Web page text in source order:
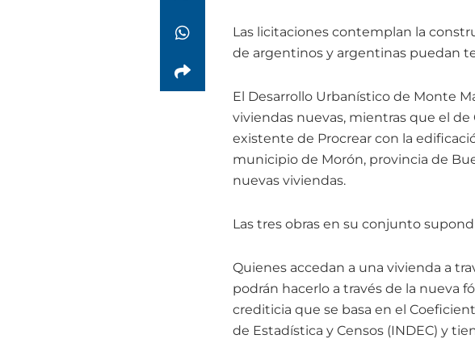
Las licitaciones contemplan la
de argentinos y argentinas puedan
El Desarrollo Urbanístico de Monte
viviendas nuevas, mientras que el
existente de Procrear con la
municipio de Morón, provincia de
nuevas viviendas.
Las tres obras en su conjunto
Quienes accedan a una vivienda a
podrán hacerlo a través de la nueva
crediticia que se basa en el
de Estadística y Censos (INDEC) y